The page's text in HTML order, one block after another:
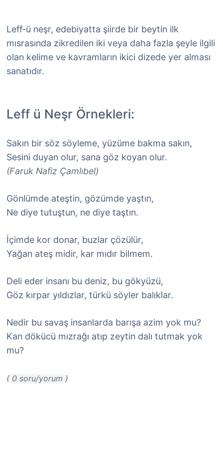
Leff-ü neşr, edebiyatta şiirde bir beytin ilk
mısrasında zikredilen iki veya daha fazla şeyle ilgili
olan kelime ve kavramların ikici dizede yer alması
sanatıdır.
Leff ü Neşr Örnekleri:
Sakın bir söz söyleme, yüzüme bakma sakın,
Sesini duyan olur, sana göz koyan olur.
(Faruk Nafiz Çamlıbel)
Gönlümde ateştin, gözümde yaştın,
Ne diye tutuştun, ne diye taştın.
İçimde kor donar, buzlar çözülür,
Yağan ateş midir, kar mıdır bilmem.
Deli eder insanı bu deniz, bu gökyüzü,
Göz kırpar yıldızlar, türkü söyler balıklar.
Nedir bu savaş insanlarda barışa azim yok mu?
Kan dökücü mızrağı atıp zeytin dalı tutmak yok
mu?
( 0 soru/yorum )